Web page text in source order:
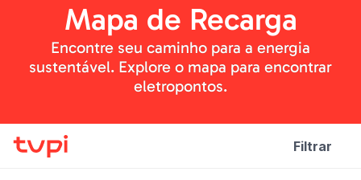
Mapa de Recarga
Encontre seu caminho para a energia
sustentável. Explore o mapa para encontrar
eletropontos.